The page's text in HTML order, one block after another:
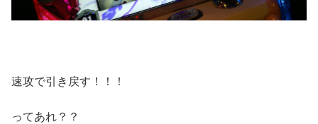
速攻で引き戻す！！！
ってあれ？？